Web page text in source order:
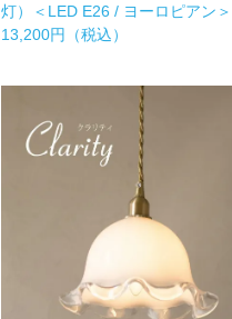
灯）＜LED E26 / ヨーロピアン＞
13,200円（税込）